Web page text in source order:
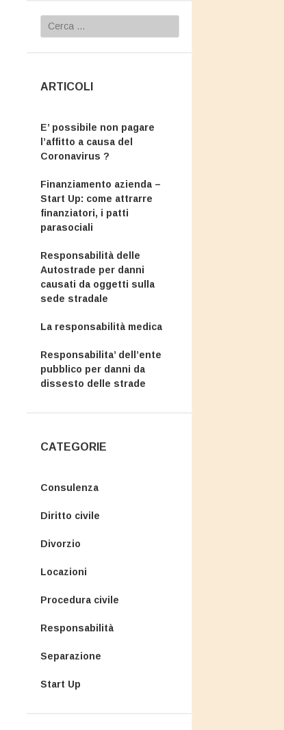
Ricerca
per:
ARTICOLI
E’ possibile non pagare
l’affitto a causa del
Coronavirus ?
Finanziamento azienda –
Start Up: come attrarre
finanziatori, i patti
parasociali
Responsabilità delle
Autostrade per danni
causati da oggetti sulla
sede stradale
La responsabilità medica
Responsabilita’ dell’ente
pubblico per danni da
dissesto delle strade
CATEGORIE
Consulenza
Diritto civile
Divorzio
Locazioni
Procedura civile
Responsabilità
Separazione
Start Up